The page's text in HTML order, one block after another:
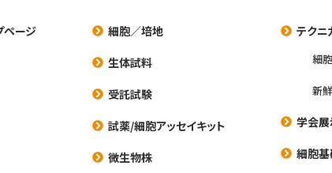
ページ
細胞／培地
生体試料
受託試験
試薬/細胞アッセイキット
微生物株
テクニ
細
新
学会
細胞